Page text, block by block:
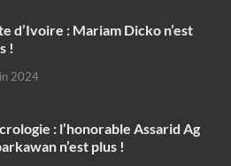
d’Ivoire : Mariam Dicko n’est
!
2024
: l’honorable Assarid Ag
n’est plus !